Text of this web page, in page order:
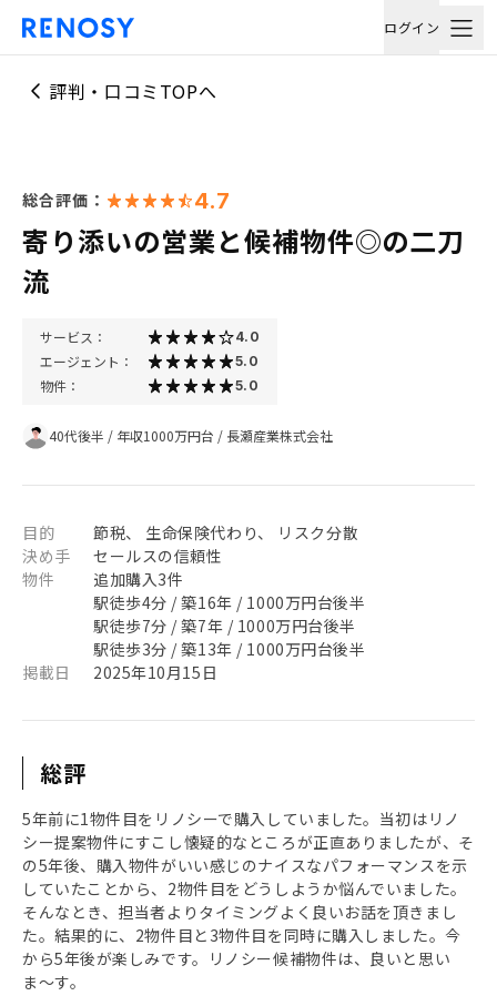
ログイン
評判・口コミTOPへ
総合評価： 4.7
寄り添いの営業と候補物件◎の二刀
流
サービス： 4.0
エージェント： 5.0
物件： 5.0
40代後半 / 年収1000万円台 / 長瀬産業株式会社
目的
節税、 生命保険代わり、 リスク分散
決め手
セールスの信頼性
物件
追加購入3件
駅徒歩4分 / 築16年 / 1000万円台後半
駅徒歩7分 / 築7年 / 1000万円台後半
駅徒歩3分 / 築13年 / 1000万円台後半
掲載日
2025年10月15日
総評
5年前に1物件目をリノシーで購入していました。当初はリノ
シー提案物件にすこし懐疑的なところが正直ありましたが、そ
の5年後、購入物件がいい感じのナイスなパフォーマンスを示
していたことから、2物件目をどうしようか悩んでいました。
そんなとき、担当者よりタイミングよく良いお話を頂きまし
た。結果的に、2物件目と3物件目を同時に購入しました。今
から5年後が楽しみです。リノシー候補物件は、良いと思い
ま〜す。